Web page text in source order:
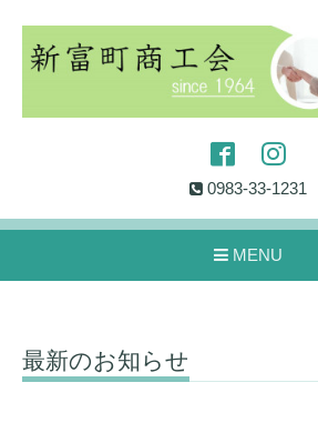
0983-33-1231
MENU
最新のお知らせ